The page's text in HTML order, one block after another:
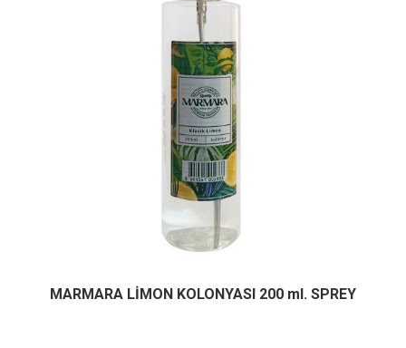
MARMARA LİMON KOLONYASI 200 ml. SPREY